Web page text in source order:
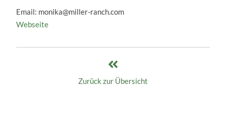
Email: monika@miller-ranch.com
Webseite
Zurück zur Übersicht